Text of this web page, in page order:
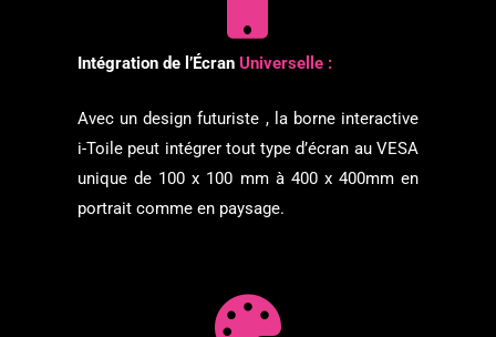
Intégration de l’Écran Universelle :
Avec un design futuriste , la borne interactive
i-Toile peut intégrer tout type d’écran au VESA
unique de 100 x 100 mm à 400 x 400mm en
portrait comme en paysage.